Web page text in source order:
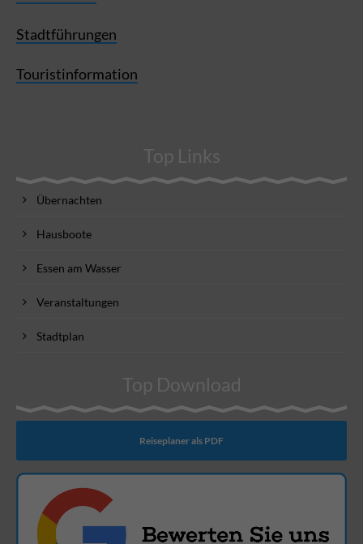
Stadtführungen
Touristinformation
Top Links
Übernachten
Hausboote
Essen am Wasser
Veranstaltungen
Stadtplan
Top Download
Reiseplaner als PDF